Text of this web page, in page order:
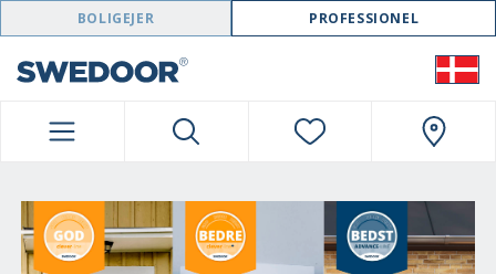
SWEDOOR NAVIGATION
BOLIGEJER PROFESSIONEL